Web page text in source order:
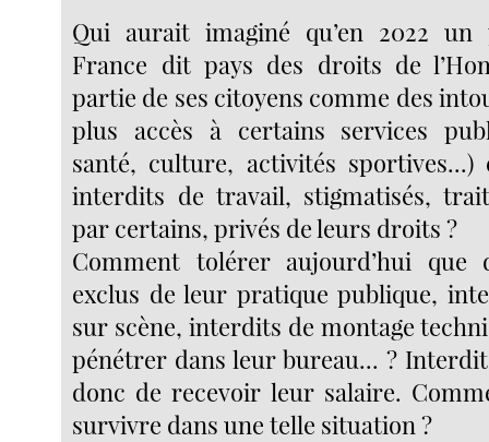
Qui aurait imaginé qu’en 2022 un
France dit pays des droits de
partie de ses citoyens comme des
plus accès à certains services
santé, culture, activités
interdits de travail, stigmatisés,
par certains, privés de leurs droits ?
Comment tolérer aujourd’hui que
exclus de leur pratique publique,
sur scène, interdits de montage
pénétrer dans leur bureau... ?
donc de recevoir leur salaire.
survivre dans une telle situation ?